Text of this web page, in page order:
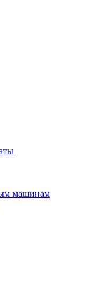
машинам